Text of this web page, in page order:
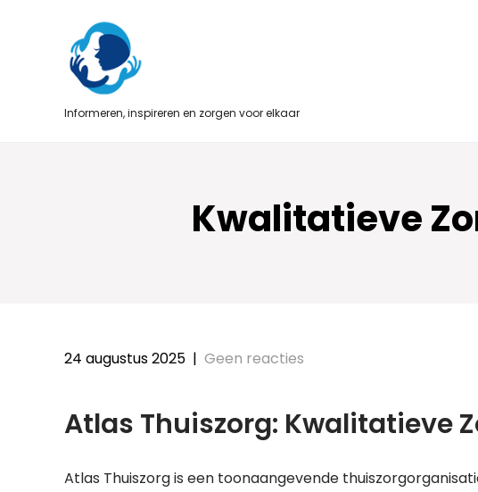
Informeren, inspireren en zorgen voor elkaar
Kwalitatieve
24 augustus 2025 | Geen reacties
Atlas Thuiszorg: Kwalitatieve
Atlas Thuiszorg is een toonaangevende